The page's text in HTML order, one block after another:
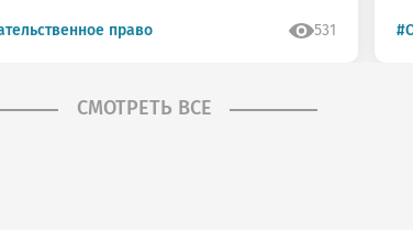
право 531
СМОТРЕТЬ ВСЕ